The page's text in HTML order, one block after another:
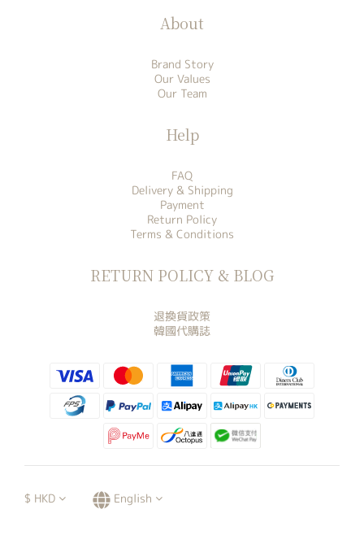
About
Brand Story
Our Values
Our Team
Help
FAQ
Delivery & Shipping
Payment
Return Policy
Terms & Conditions
RETURN POLICY & BLOG
退換貨政策
韓國代購誌
$ HKD English